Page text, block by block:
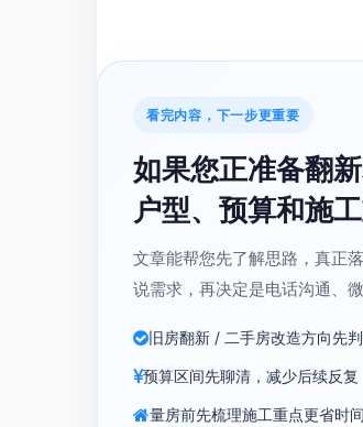
看完内容，下一步更重要
如果您正准备翻
户型、预算和施
文章能帮您先了解思路，真正
说需求，再决定是电话沟通、
旧房翻新 / 二手房改造方向先
预算区间先聊清，减少后续反复
量房前先梳理施工重点更省时间